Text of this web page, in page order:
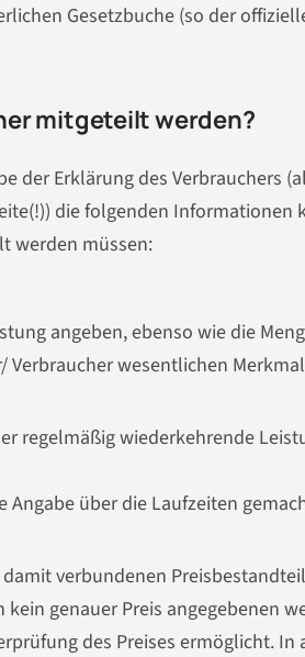
Gesetzbuche (so der
mitgeteilt werden?
der Erklärung des Verbrauchers
die folgenden Informationen
werden müssen:
angeben, ebenso wie die
Verbraucher wesentlichen
regelmäßig wiederkehrende
Angabe über die Laufzeiten
verbundenen
genauer Preis angegebenen
des Preises ermöglicht. In